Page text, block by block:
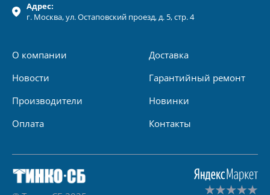
Адрес:
г. Москва, ул.Остаповский проезд, д. 5, стр. 4
О компании
Новости
Производители
Оплата
Доставка
Гарантийный ремонт
Новинки
Контакты